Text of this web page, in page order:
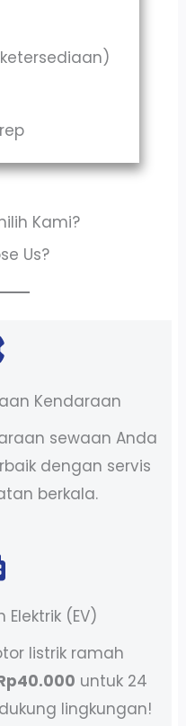
Kami?
Us?
Kendaraan
sewaan Anda
dengan servis
berkala.
(EV)
listrik ramah
untuk 24
lingkungan!